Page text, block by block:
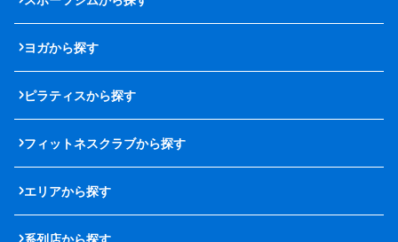
ヨガから探す
ピラティスから探す
フィットネスクラブから探す
エリアから探す
系列店から探す